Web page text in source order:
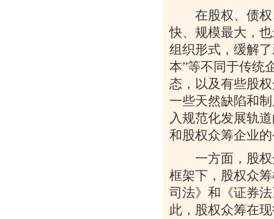
在股权、债权
快、规模最大，
组织形式，缓解
本”等不同于传统
态，以及有些股
一些天然缺陷和
入规范化发展轨
和股权众筹企业
一方面，股权
框架下，股权众
司法》和《证券
此，股权众筹在